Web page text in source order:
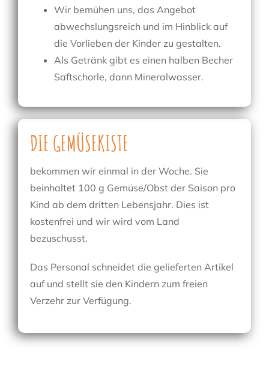
Wir bemühen uns, das Angebot
abwechslungsreich und im Hinblick auf
die Vorlieben der Kinder zu gestalten.
Als Getränk gibt es einen halben Becher
Saftschorle, dann Mineralwasser.
DIE GEMÜSEKISTE
bekommen wir einmal in der Woche. Sie
beinhaltet 100 g Gemüse/Obst der Saison pro
Kind ab dem dritten Lebensjahr. Dies ist
kostenfrei und wir wird vom Land
bezuschusst.
Das Personal schneidet die gelieferten Artikel
auf und stellt sie den Kindern zum freien
Verzehr zur Verfügung.